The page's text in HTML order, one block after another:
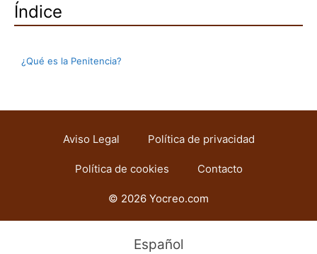
Índice
¿Qué es la Penitencia?
Aviso Legal Política de privacidad
Política de cookies Contacto
© 2026 Yocreo.com
Español